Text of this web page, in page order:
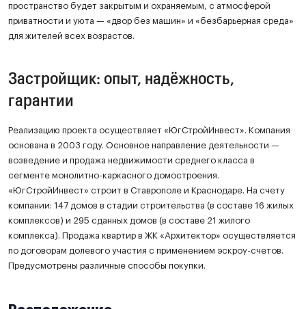
пространство будет закрытым и охраняемым, с атмосферой
приватности и уюта — «двор без машин» и «безбарьерная среда»
для жителей всех возрастов.
Застройщик: опыт, надёжность,
гарантии
Реализацию проекта осуществляет «ЮгСтройИнвест». Компания
основана в 2003 году. Основное направление деятельности —
возведение и продажа недвижимости среднего класса в
сегменте монолитно-каркасного домостроения.
«ЮгСтройИнвест» строит в Ставрополе и Краснодаре. На счету
компании: 147 домов в стадии строительства (в составе 16 жилых
комплексов) и 295 сданных домов (в составе 21 жилого
комплекса). Продажа квартир в ЖК «Архитектор» осуществляется
по договорам долевого участия с применением эскроу-счетов.
Предусмотрены различные способы покупки.